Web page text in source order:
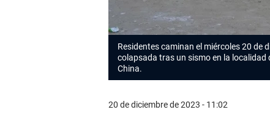
Residentes caminan el miércoles 20 de
colapsada tras un sismo en la localidad
China.
20 de diciembre de 2023 - 11:02